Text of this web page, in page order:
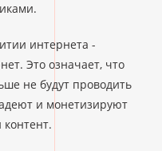
интернета -
Это означает, что
не будут проводить
и монетизируют